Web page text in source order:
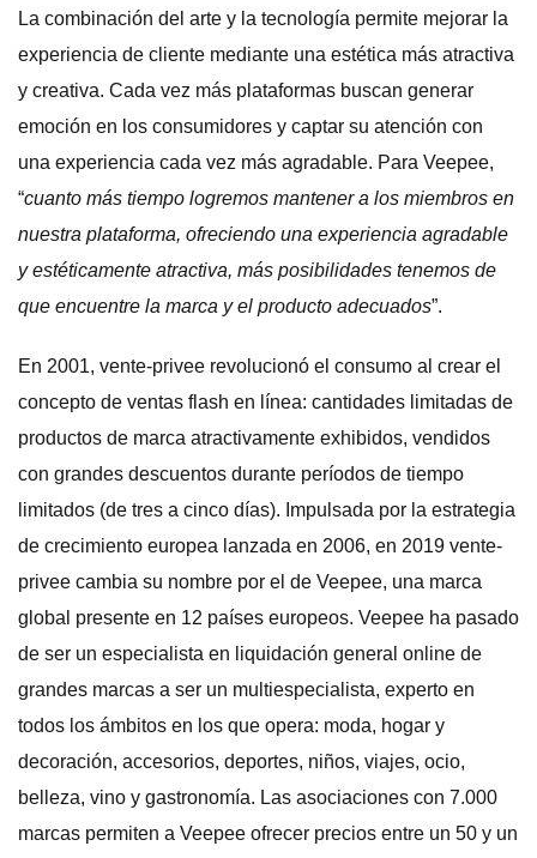
La combinación del arte y la tecnología permite mejorar la
experiencia de cliente mediante una estética más atractiva
y creativa. Cada vez más plataformas buscan generar
emoción en los consumidores y captar su atención con
una experiencia cada vez más agradable. Para Veepee,
“cuanto más tiempo logremos mantener a los miembros en
nuestra plataforma, ofreciendo una experiencia agradable
y estéticamente atractiva, más posibilidades tenemos de
que encuentre la marca y el producto adecuados”.
En 2001, vente-privee revolucionó el consumo al crear el
concepto de ventas flash en línea: cantidades limitadas de
productos de marca atractivamente exhibidos, vendidos
con grandes descuentos durante períodos de tiempo
limitados (de tres a cinco días). Impulsada por la estrategia
de crecimiento europea lanzada en 2006, en 2019 vente-
privee cambia su nombre por el de Veepee, una marca
global presente en 12 países europeos. Veepee ha pasado
de ser un especialista en liquidación general online de
grandes marcas a ser un multiespecialista, experto en
todos los ámbitos en los que opera: moda, hogar y
decoración, accesorios, deportes, niños, viajes, ocio,
belleza, vino y gastronomía. Las asociaciones con 7.000
marcas permiten a Veepee ofrecer precios entre un 50 y un